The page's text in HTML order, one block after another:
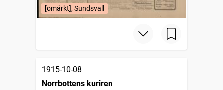
[omärkt], Sundsvall
1915-10-08
Norrbottens kuriren